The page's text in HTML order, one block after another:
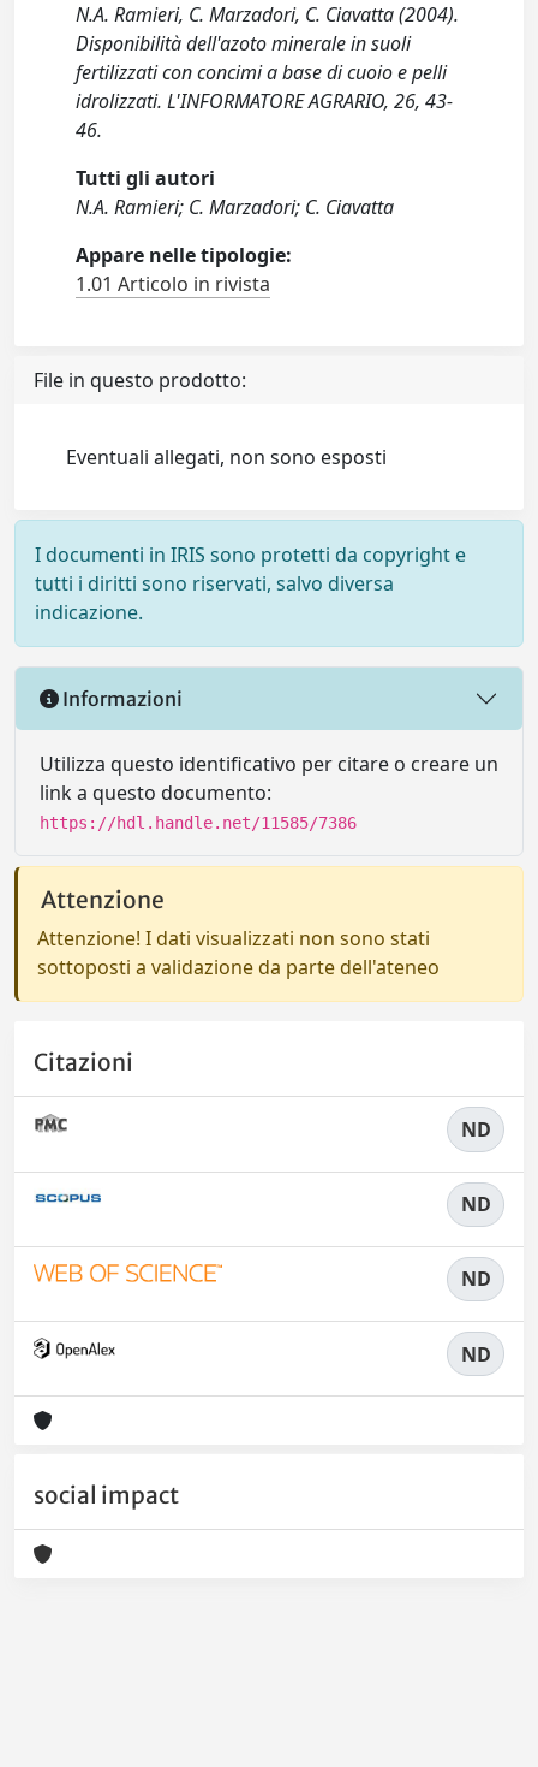
N.A. Ramieri, C. Marzadori, C. Ciavatta (2004).
Disponibilità dell'azoto minerale in suoli
fertilizzati con concimi a base di cuoio e pelli
idrolizzati. L'INFORMATORE AGRARIO, 26, 43-
46.
Tutti gli autori
N.A. Ramieri; C. Marzadori; C. Ciavatta
Appare nelle tipologie:
1.01 Articolo in rivista
File in questo prodotto:
Eventuali allegati, non sono esposti
I documenti in IRIS sono protetti da copyright e
tutti i diritti sono riservati, salvo diversa
indicazione.
Informazioni
Utilizza questo identificativo per citare o creare un
link a questo documento:
https://hdl.handle.net/11585/7386
Attenzione
Attenzione! I dati visualizzati non sono stati
sottoposti a validazione da parte dell'ateneo
Citazioni
ND
ND
ND
ND
social impact